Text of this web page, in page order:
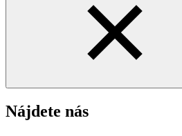
Nájdete nás